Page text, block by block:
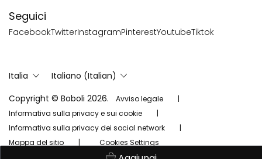
Seguici
FacebookTwitterInstagramPinterestYoutubeTiktok
Italia
Italiano (Italian)
Copyright © Boboli 2026.
Avviso legale
Informativa sulla privacy e sui cookie
Informativa sulla privacy dei social network
Mappa del sitio
Cookies Settings